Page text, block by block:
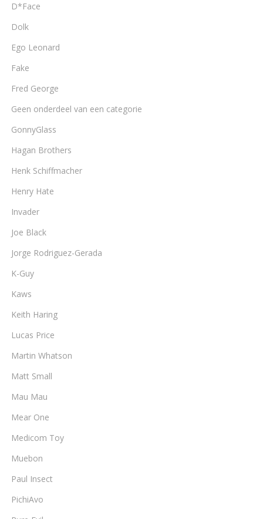
D*Face
Dolk
Ego Leonard
Fake
Fred George
Geen onderdeel van een categorie
GonnyGlass
Hagan Brothers
Henk Schiffmacher
Henry Hate
Invader
Joe Black
Jorge Rodriguez-Gerada
K-Guy
Kaws
Keith Haring
Lucas Price
Martin Whatson
Matt Small
Mau Mau
Mear One
Medicom Toy
Muebon
Paul Insect
PichiAvo